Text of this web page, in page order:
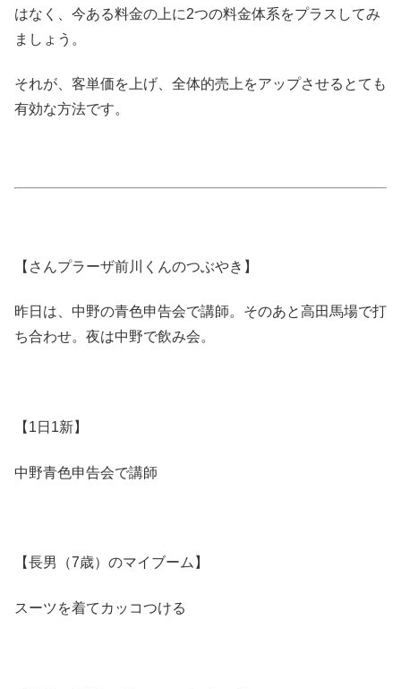
はなく、今ある料金の上に2つの料金体系をプラスしてみ
ましょう。
それが、客単価を上げ、全体的売上をアップさせるとても
有効な方法です。
【さんプラーザ前川くんのつぶやき】
昨日は、中野の青色申告会で講師。そのあと高田馬場で打
ち合わせ。夜は中野で飲み会。
【1日1新】
中野青色申告会で講師
【長男（7歳）のマイブーム】
スーツを着てカッコつける